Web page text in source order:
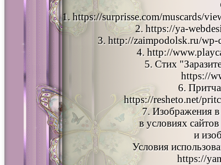
1. https://surprisse.com/muscards/
2. https://ya-
3. http://zaimpodolsk.ru/
4. http://
5. Стих
https://
6.
https://resheto.net/
7. Изображения
в условиях
и
Условия
https://